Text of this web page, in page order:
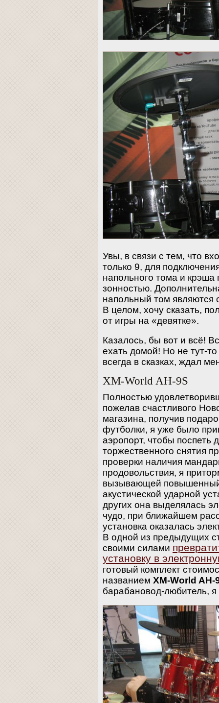
Увы, в связи с тем, что
только 9, для
напольного тома и
зонностью.
напольный том являются
В целом, хочу сказать,
от игры на «девятке».
Казалось, бы вот и всё!
ехать домой! Но не тут-
всегда в сказках, ждал
XM-World AH-9S
Полностью
пожелав счастливого
магазина, получив
футболки, я уже было
аэропорт, чтобы поспеть
торжественного снятия
проверки наличия
продовольствия, я
вызывающей
акустической ударной
других она выделялась
чудо, при ближайшем
установка оказалась
В одной из предыдущих
своими силами
установку в
готовый комплект
названием XM-World AH-
барабановод-любитель,